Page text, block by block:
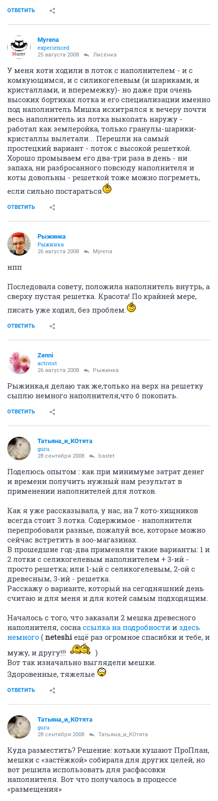
ОТВЕТИТЬ
Myrena
experienced
25 августа 2008 Лисёнка
У меня коти ходили в лоток с наполнителем - и с
комкующимся, и с силикогелевым (и шариками, и
кристаллами, и вперемежку)- но даже при очень
высоких бортиках лотка и его специализации именно
под наполнитель Мишка исхитрялся к вечеру почти
весь наполнитель из лотка выкопать наружу -
работал как землеройка, только гранулы-шарики-
кристаллы вылетали... Перешли на самый
простецкий вариант - лоток с высокой решеткой.
Хорошо промываем его два-три раза в день - ни
запаха, ни разбросанного повсюду наполнителя и
коты довольны - решеткой тоже можно погреметь,
если сильно постараться
ОТВЕТИТЬ
Рыжинка
Рыжинка
26 августа 2008 Myrena
нпп
Последовала совету, положила наполнитель внутрь, а
сверху пустая решетка. Красота! По крайней мере,
писать уже ходил, без проблем.
ОТВЕТИТЬ
Zenni
activist
26 августа 2008 Рыжинка
Рыжинка,я делаю так же,только на верх на решетку
сыплю немного наполнителя,что б покопать.
ОТВЕТИТЬ
Татьяна_и_КОтята
guru
28 сентября 2008 bastet
Поделюсь опытом : как при минимуме затрат денег
и времени получить нужный нам результат в
применении наполнителей для лотков.
Как я уже рассказывала, у нас, на 7 кото-хищников
всегда стоит 3 лотка. Содержимое - наполнители
перепробовали разные, пожалуй все, которые можно
сейчас встретить в зоо-магазинах.
В прошедшие год-два применяли такие варианты: 1 и
2 лотки с селикогелевым наполнителем + 3-ий -
просто решетка; или 1-ый с селикогелевым, 2-ой с
древесным, 3-ий - решетка.
Расскажу о варианте, который на сегодняшний день
считаю и для меня и для котей самым подходящим.
Началось с того, что заказали 2 мешка древесного
наполнителя, сосна ссылка на подробности и здесь
немного ( neteshi ещё раз огромное спасибки и тебе, и
мужу, и другу!!!
)
Вот так изначально выглядели мешки.
Здоровенные, тяжелые
ОТВЕТИТЬ
Татьяна_и_КОтята
guru
28 сентября 2008 Татьяна_и_КОтята
Куда разместить? Решение: котьки кушают ПроПлан,
мешки с «застёжкой» собирала для других целей, но
вот решила использовать для расфасовки
наполнителя. Вот что получалось в процессе
«размещения»